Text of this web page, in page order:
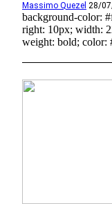
Massimo Quezel 28/
background-color:
right: 10px; width:
weight: bold; color: